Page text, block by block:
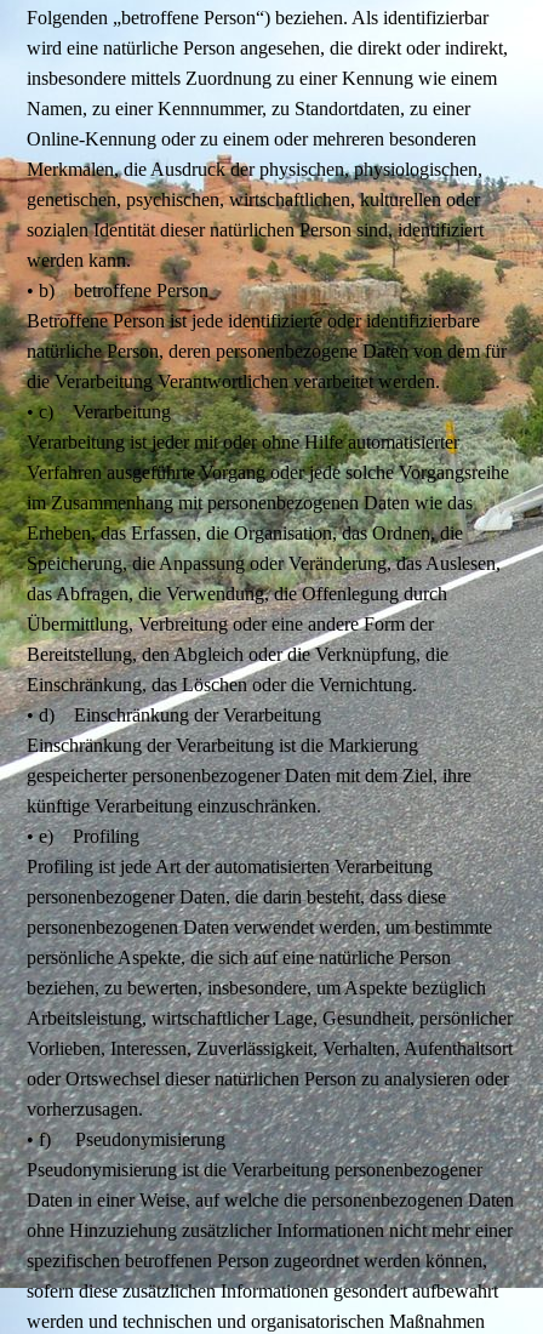
Folgenden „betroffene Person“) beziehen. Als identifizierbar
wird eine natürliche Person angesehen, die direkt oder indirekt,
insbesondere mittels Zuordnung zu einer Kennung wie einem
Namen, zu einer Kennnummer, zu Standortdaten, zu einer
Online-Kennung oder zu einem oder mehreren besonderen
Merkmalen, die Ausdruck der physischen, physiologischen,
genetischen, psychischen, wirtschaftlichen, kulturellen oder
sozialen Identität dieser natürlichen Person sind, identifiziert
werden kann.
• b) betroffene Person
Betroffene Person ist jede identifizierte oder identifizierbare
natürliche Person, deren personenbezogene Daten von dem für
die Verarbeitung Verantwortlichen verarbeitet werden.
• c) Verarbeitung
Verarbeitung ist jeder mit oder ohne Hilfe automatisierter
Verfahren ausgeführte Vorgang oder jede solche Vorgangsreihe
im Zusammenhang mit personenbezogenen Daten wie das
Erheben, das Erfassen, die Organisation, das Ordnen, die
Speicherung, die Anpassung oder Veränderung, das Auslesen,
das Abfragen, die Verwendung, die Offenlegung durch
Übermittlung, Verbreitung oder eine andere Form der
Bereitstellung, den Abgleich oder die Verknüpfung, die
Einschränkung, das Löschen oder die Vernichtung.
• d) Einschränkung der Verarbeitung
Einschränkung der Verarbeitung ist die Markierung
gespeicherter personenbezogener Daten mit dem Ziel, ihre
künftige Verarbeitung einzuschränken.
• e) Profiling
Profiling ist jede Art der automatisierten Verarbeitung
personenbezogener Daten, die darin besteht, dass diese
personenbezogenen Daten verwendet werden, um bestimmte
persönliche Aspekte, die sich auf eine natürliche Person
beziehen, zu bewerten, insbesondere, um Aspekte bezüglich
Arbeitsleistung, wirtschaftlicher Lage, Gesundheit, persönlicher
Vorlieben, Interessen, Zuverlässigkeit, Verhalten, Aufenthaltsort
oder Ortswechsel dieser natürlichen Person zu analysieren oder
vorherzusagen.
• f) Pseudonymisierung
Pseudonymisierung ist die Verarbeitung personenbezogener
Daten in einer Weise, auf welche die personenbezogenen Daten
ohne Hinzuziehung zusätzlicher Informationen nicht mehr einer
spezifischen betroffenen Person zugeordnet werden können,
sofern diese zusätzlichen Informationen gesondert aufbewahrt
werden und technischen und organisatorischen Maßnahmen